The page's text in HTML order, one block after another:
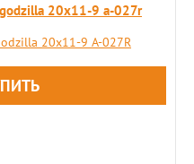
20х11-9 a-027r
20х11-9 A-027R